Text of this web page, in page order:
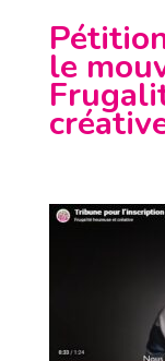
le